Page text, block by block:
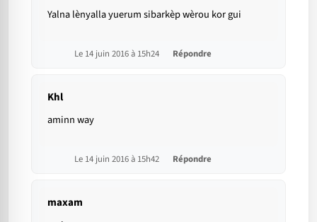
Yalna lènyalla yuerum sibarkèp wèrou kor gui
Le 14 juin 2016 à 15h24 Répondre
Khl
aminn way
Le 14 juin 2016 à 15h42 Répondre
maxam